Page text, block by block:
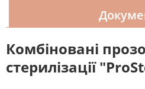
Комбіновані
стерилізації